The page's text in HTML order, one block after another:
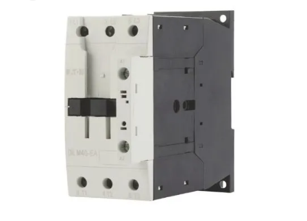
PRIZE SI INTRERUPATOARE
Accesorii prize / intrerupatoare